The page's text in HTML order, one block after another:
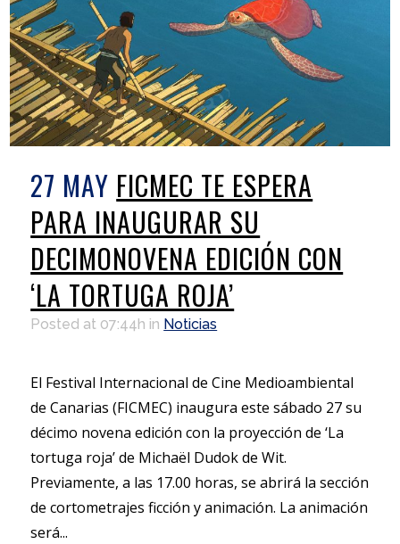
27 MAY FICMEC TE ESPERA
PARA INAUGURAR SU
DECIMONOVENA EDICIÓN CON
‘LA TORTUGA ROJA’
Posted at 07:44h in Noticias
El Festival Internacional de Cine Medioambiental
de Canarias (FICMEC) inaugura este sábado 27 su
décimo novena edición con la proyección de ‘La
tortuga roja’ de Michaël Dudok de Wit.
Previamente, a las 17.00 horas, se abrirá la sección
de cortometrajes ficción y animación. La animación
será...